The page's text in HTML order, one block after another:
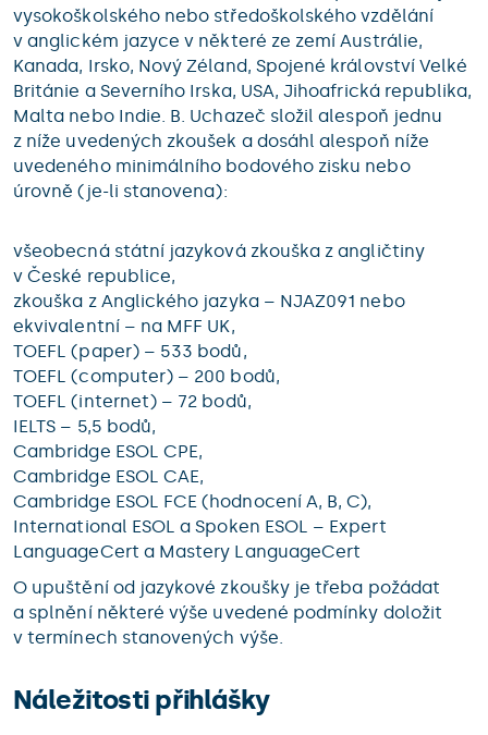
vysokoškolského nebo středoškolského vzdělání
v anglickém jazyce v některé ze zemí Austrálie,
Kanada, Irsko, Nový Zéland, Spojené království Velké
Británie a Severního Irska, USA, Jihoafrická republika,
Malta nebo Indie. B. Uchazeč složil alespoň jednu
z níže uvedených zkoušek a dosáhl alespoň níže
uvedeného minimálního bodového zisku nebo
úrovně (je-li stanovena):
všeobecná státní jazyková zkouška z angličtiny
v České republice,
zkouška z Anglického jazyka – NJAZ091 nebo
ekvivalentní – na MFF UK,
TOEFL (paper) – 533 bodů,
TOEFL (computer) – 200 bodů,
TOEFL (internet) – 72 bodů,
IELTS – 5,5 bodů,
Cambridge ESOL CPE,
Cambridge ESOL CAE,
Cambridge ESOL FCE (hodnocení A, B, C),
International ESOL a Spoken ESOL – Expert
LanguageCert a Mastery LanguageCert
O upuštění od jazykové zkoušky je třeba požádat
a splnění některé výše uvedené podmínky doložit
v termínech stanovených výše.
Náležitosti přihlášky